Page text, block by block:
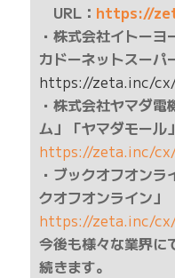
URL： https://
・株式会社イトー
カドーネットスーパ
https://zeta.inc/
・株式会社ヤマダ
ム」「ヤマダモール
https://zeta.inc/cx/
・ブックオフオン
クオフオンライン」
https://zeta.inc/
今後も様々な業界に
続きます。